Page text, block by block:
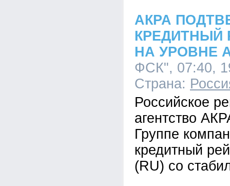
АКРА
КРЕДИТНЫЙ
НА УРОВНЕ А
ФСК", 07:40,
Страна:
Российское
агентство
Группе
кредитный
(RU) со